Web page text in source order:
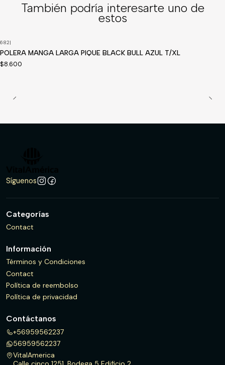
También podría interesarte uno de
estos
682|
POLERA MANGA LARGA PIQUE BLACK BULL AZUL T/XL
$8.600
Síguenos
Categorías
Contact
Información
Términos y Condiciones
Contact
Política de reembolso
Política de privacidad
Contáctanos
+56959562237
56959562237
VitalAmerica